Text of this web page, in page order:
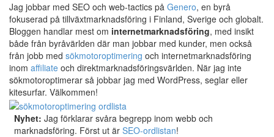
Jag jobbar med SEO och web-tactics på Genero, en byrå
fokuserad på tillväxtmarknadsföring i Finland, Sverige och globalt.
Bloggen handlar mest om internetmarknadsföring, med insikt
både från byråvärlden där man jobbar med kunder, men också
från jobb med sökmotoroptimering och internetmarknadsföring
inom affiliate och direktmarknadsföringsvärlden. När jag inte
sökmotoroptimerar så jobbar jag med WordPress, seglar eller
kitesurfar. Välkommen!
Nyhet: Jag förklarar svåra begrepp inom webb och
marknadsföring. Först ut är SEO-ordlistan!